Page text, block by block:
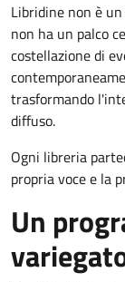
Libridine non è
non ha un palco
costellazione di
trasformando
diffuso.
Ogni libreria
propria voce e la
Un